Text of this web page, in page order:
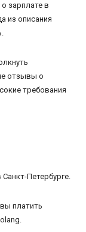
зарплате в
из описания
отзывы о
требования
Петербурге.
платить